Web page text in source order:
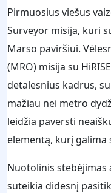
Pirmuosius viešus
Surveyor misija, kuri
Marso paviršiui.
(MRO) misija su
detalesnius kadrus,
mažiau nei metro
leidžia paversti
elementą, kurį
Nuotolinis
suteikia didesnį